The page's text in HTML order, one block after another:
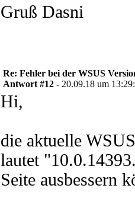
Gruß Dasni
Re: Fehler bei der WSUS
Antwort #12 - 20.09.18 um
Hi,
die aktuelle
lautet
Seite ausbessern